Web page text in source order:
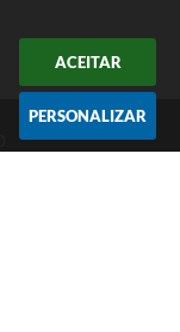
ACEITAR
PERSONALIZAR